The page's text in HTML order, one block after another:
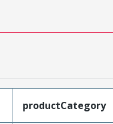
productCategory